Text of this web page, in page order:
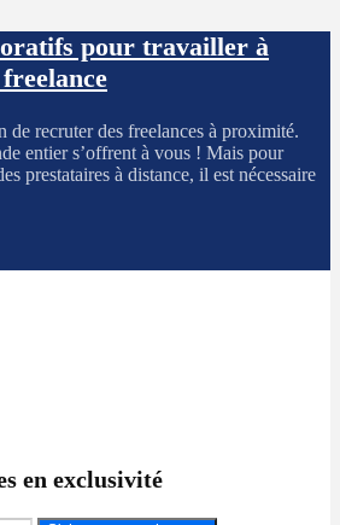
pour travailler à
de recruter des freelances à proximité.
entier s’offrent à vous ! Mais pour
prestataires à distance, il est nécessaire
en exclusivité